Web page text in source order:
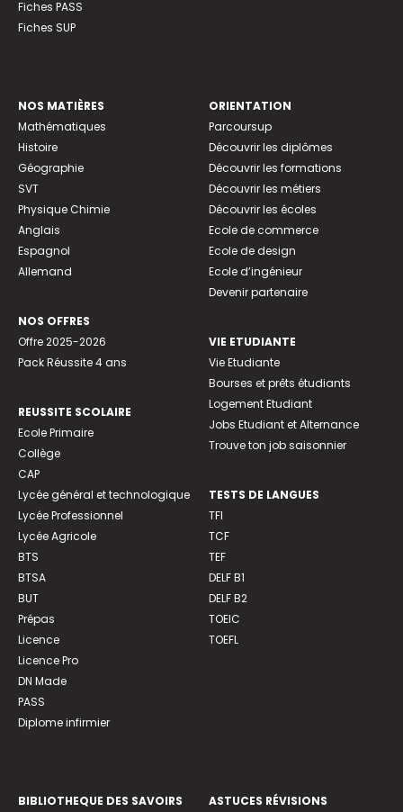
Fiches PASS
Fiches SUP
NOS MATIÈRES
Mathématiques
Histoire
Géographie
SVT
Physique Chimie
Anglais
Espagnol
Allemand
NOS OFFRES
Offre 2025-2026
Pack Réussite 4 ans
REUSSITE SCOLAIRE
Ecole Primaire
Collège
CAP
Lycée général et technologique
Lycée Professionnel
Lycée Agricole
BTS
BTSA
BUT
Prépas
Licence
Licence Pro
DN Made
PASS
Diplome infirmier
ORIENTATION
Parcoursup
Découvrir les diplômes
Découvrir les formations
Découvrir les métiers
Découvrir les écoles
Ecole de commerce
Ecole de design
Ecole d’ingénieur
Devenir partenaire
VIE ETUDIANTE
Vie Etudiante
Bourses et prêts étudiants
Logement Etudiant
Jobs Etudiant et Alternance
Trouve ton job saisonnier
TESTS DE LANGUES
TFI
TCF
TEF
DELF B1
DELF B2
TOEIC
TOEFL
BIBLIOTHEQUE DES SAVOIRS
ASTUCES RÉVISIONS